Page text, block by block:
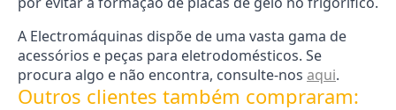
A Electromáquinas dispõe de uma vasta gama de
acessórios e peças para eletrodomésticos. Se
procura algo e não encontra, consulte-nos aqui.
Outros clientes também compraram: